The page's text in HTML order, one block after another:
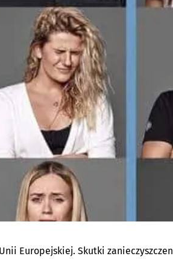
Europejskiej. Skutki